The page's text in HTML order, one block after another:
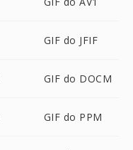
GIF do JFIF
GIF do DOCM
GIF do PPM